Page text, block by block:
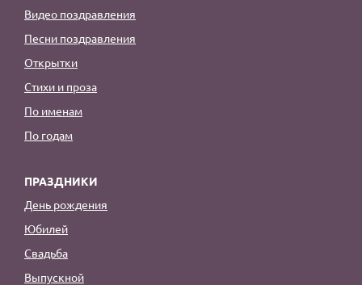
Видео поздравления
Песни поздравления
Открытки
Стихи и проза
По именам
По годам
ПРАЗДНИКИ
День рождения
Юбилей
Свадьба
Выпускной